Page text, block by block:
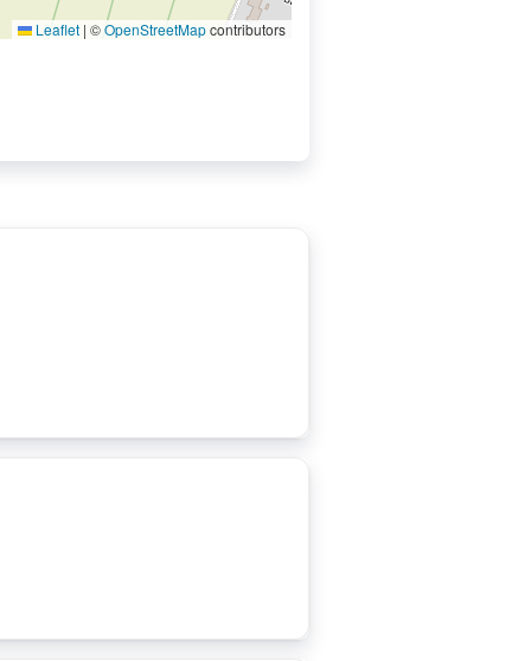
Leaflet | ©OpenStreetMapcontributors